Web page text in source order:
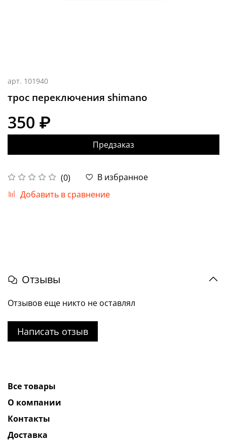
арт. 101940
трос переключения shimano
(0)
В избранное
Добавить в сравнение
350 ₽
Предзаказ
Отзывы
Отзывов еще никто не оставлял
Написать отзыв
Все товары
О компании
Контакты
Доставка